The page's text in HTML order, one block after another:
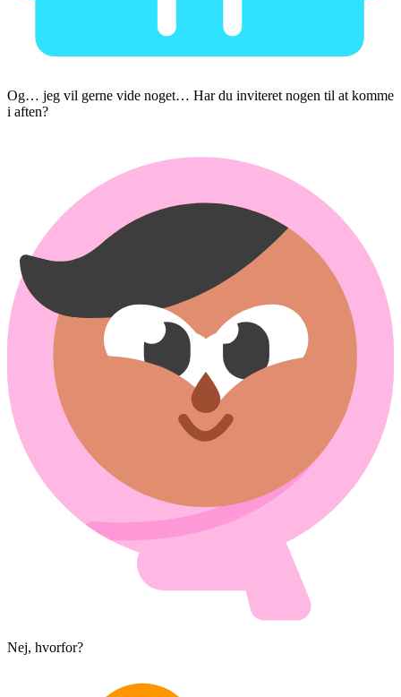
Og… jeg vil gerne vide noget… Har du inviteret nogen til at komme
i aften?
Nej, hvorfor?